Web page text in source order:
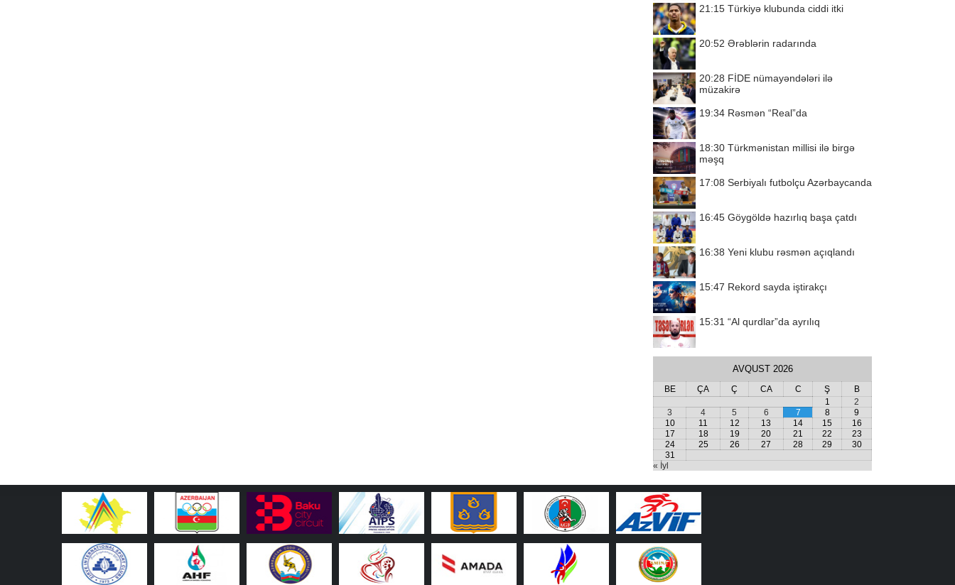
21:15 Türkiyə klubunda ciddi itki
20:52 Ərəblərin radarında
20:28 FİDE nümayəndələri ilə
müzakirə
19:34 Rəsmən “Real”da
18:30 Türkmənistan millisi ilə birgə
məşq
17:08 Serbiyalı futbolçu Azərbaycanda
16:45 Göygöldə hazırlıq başa çatdı
16:38 Yeni klubu rəsmən açıqlandı
15:47 Rekord sayda iştirakçı
15:31 “Al qurdlar”da ayrılıq
AVQUST 2026
BE ÇA Ç CA C Ş
B
1
2
3
4 5 6 7 8
9
10
11 12 13 14 15
16
17
18 19 20 21 22
23
24
25 26 27 28 29
30
31
« İyl